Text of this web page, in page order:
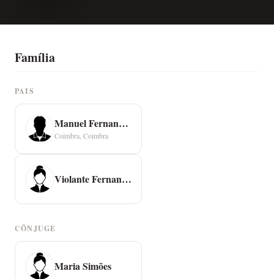
Família
PAIS
Manuel Fernandes
Coimbra, Coimbra
Violante Fernandes
CÔNJUGE
Maria Simões